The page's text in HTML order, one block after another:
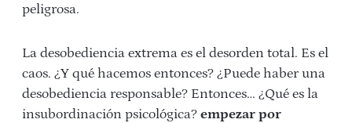
peligrosa.
La desobediencia extrema es el desorden total. Es el
caos. ¿Y qué hacemos entonces? ¿Puede haber una
desobediencia responsable? Entonces… ¿Qué es la
insubordinación psicológica? empezar por